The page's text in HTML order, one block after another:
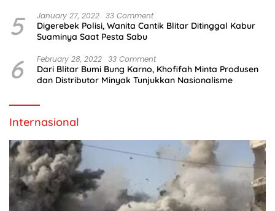
5 January 27, 2022 33 Comment
Digerebek Polisi, Wanita Cantik Blitar Ditinggal Kabur
Suaminya Saat Pesta Sabu
6 February 28, 2022 33 Comment
Dari Blitar Bumi Bung Karno, Khofifah Minta Produsen
dan Distributor Minyak Tunjukkan Nasionalisme
Internasional